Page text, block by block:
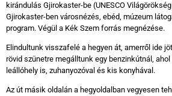
kirándulás Gjirokaster-be (UNESCO
Gjirokaster-ben városnézés, ebéd, múzeum
program. Végül a Kék Szem forrás megnézése.
Elindultunk visszafelé a hegyen át, amerről ide
rövid szünetre megálltunk egy benzinkútnál,
leállóhely is, zuhanyozóval és kis konyhával.
Az út másik oldalán a hegyoldalban vegyesen